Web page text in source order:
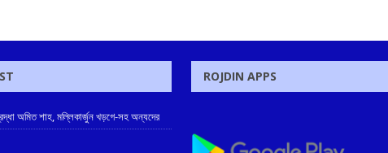
অমিত শাহ, মল্লিকার্জুন খড়গে-সহ অন্যদের
ROJDIN APPS